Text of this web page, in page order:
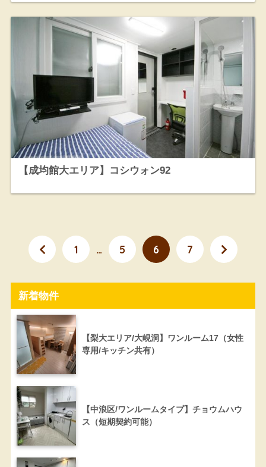
【成均館大エリア】コシウォン92
1 … 5 6 7
新着物件
【梨大エリア/大峴洞】ワンルーム17（女性
専用/キッチン共有）
【中浪区/ワンルームタイプ】チョウムハウ
ス（短期契約可能）